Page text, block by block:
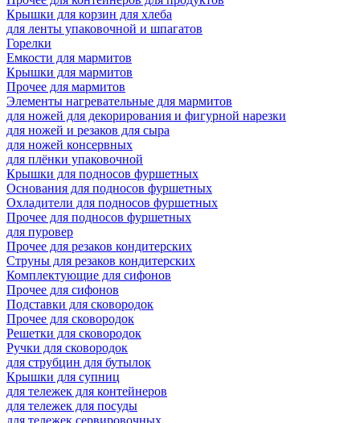
Крышки для корзин для хлеба
для ленты упаковочной и шпагатов
Горелки
Емкости для мармитов
Крышки для мармитов
Прочее для мармитов
Элементы нагревательные для мармитов
для ножей для декорирования и фигурной нарезки
для ножей и резаков для сыра
для ножей консервных
для плёнки упаковочной
Крышки для подносов фуршетных
Основания для подносов фуршетных
Охладители для подносов фуршетных
Прочее для подносов фуршетных
для пуровер
Прочее для резаков кондитерских
Струны для резаков кондитерских
Комплектующие для сифонов
Прочее для сифонов
Подставки для сковородок
Прочее для сковородок
Решетки для сковородок
Ручки для сковородок
для струбцин для бутылок
Крышки для супниц
для тележек для контейнеров
для тележек для посуды
для тележек сервировочных